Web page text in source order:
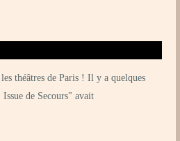
théâtres de Paris ! Il y a quelques
de Secours" avait